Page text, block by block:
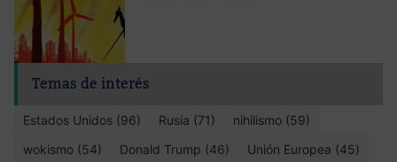
Temas de interés
Estados Unidos (96) Rusia (71)
nihilismo (59)
wokismo (54)
Donald Trump (46)
Unión Europea (45)